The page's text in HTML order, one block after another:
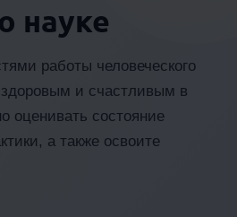
науке
работы человеческого
здоровым и счастливым в
оценивать состояние
а также освоите